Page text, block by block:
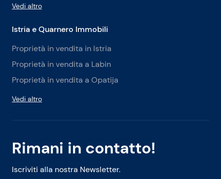
Rimani in contatto!
Iscriviti alla nostra Newsletter.
Vedi altro
Istria e Quarnero Immobili
Proprietà in vendita in Istria
Proprietà in vendita a Labin
Proprietà in vendita a Opatija
Vedi altro